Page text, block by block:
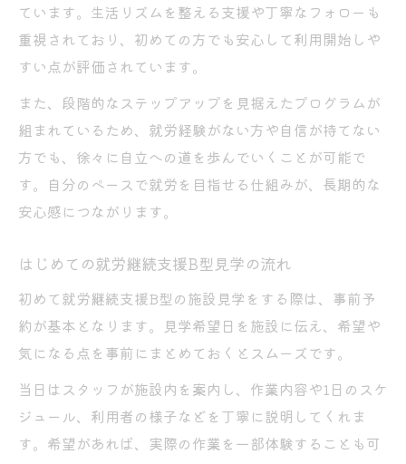
見学時に質問したい就労継続支援B型の内容
自分に合う就労継続支援B型選びのコツ
あなたらしい就労支援を見つけるための見学活
用術
就労継続支援B型見学で自分に合う支援発見
複数施設を見学するメリットと体験談
就労継続支援B型で叶える新たな働き方
自分の強みを活かせる就労継続支援B型探し
ています。生活リズムを整える支援や丁寧なフォローも
重視されており、初めての方でも安心して利用開始しや
すい点が評価されています。
また、段階的なステップアップを見据えたプログラムが
組まれているため、就労経験がない方や自信が持てない
方でも、徐々に自立への道を歩んでいくことが可能で
す。自分のペースで就労を目指せる仕組みが、長期的な
安心感につながります。
はじめての就労継続支援B型見学の流れ
初めて就労継続支援B型の施設見学をする際は、事前予
約が基本となります。見学希望日を施設に伝え、希望や
気になる点を事前にまとめておくとスムーズです。
当日はスタッフが施設内を案内し、作業内容や1日のスケ
ジュール、利用者の様子などを丁寧に説明してくれま
す。希望があれば、実際の作業を一部体験することも可